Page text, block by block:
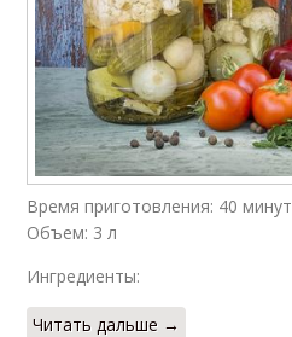
Время приготовления: 40 минут
Объем: 3 л
Ингредиенты:
Читать дальше →